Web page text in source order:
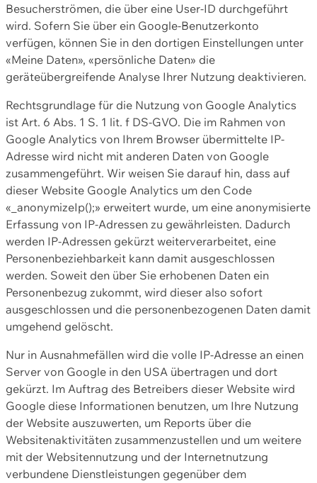
Besucherströmen, die über eine User-ID durchgeführt
wird. Sofern Sie über ein Google-Benutzerkonto
verfügen, können Sie in den dortigen Einstellungen unter
«Meine Daten», «persönliche Daten» die
geräteübergreifende Analyse Ihrer Nutzung deaktivieren.
Rechtsgrundlage für die Nutzung von Google Analytics
ist Art. 6 Abs. 1 S. 1 lit. f DS-GVO. Die im Rahmen von
Google Analytics von Ihrem Browser übermittelte IP-
Adresse wird nicht mit anderen Daten von Google
zusammengeführt. Wir weisen Sie darauf hin, dass auf
dieser Website Google Analytics um den Code
«_anonymizeIp();» erweitert wurde, um eine anonymisierte
Erfassung von IP-Adressen zu gewährleisten. Dadurch
werden IP-Adressen gekürzt weiterverarbeitet, eine
Personenbeziehbarkeit kann damit ausgeschlossen
werden. Soweit den über Sie erhobenen Daten ein
Personenbezug zukommt, wird dieser also sofort
ausgeschlossen und die personenbezogenen Daten damit
umgehend gelöscht.
Nur in Ausnahmefällen wird die volle IP-Adresse an einen
Server von Google in den USA übertragen und dort
gekürzt. Im Auftrag des Betreibers dieser Website wird
Google diese Informationen benutzen, um Ihre Nutzung
der Website auszuwerten, um Reports über die
Websitenaktivitäten zusammenzustellen und um weitere
mit der Websitennutzung und der Internetnutzung
verbundene Dienstleistungen gegenüber dem